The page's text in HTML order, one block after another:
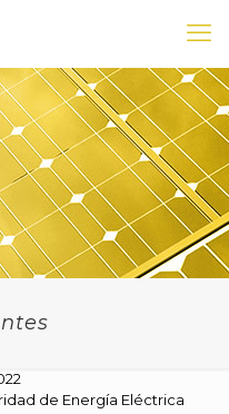
de Energía Eléctrica